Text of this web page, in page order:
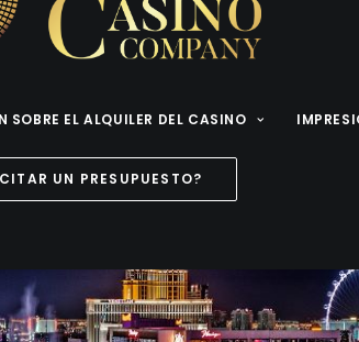
SOBRE EL ALQUILER DEL CASINO
UN PRESUPUESTO?